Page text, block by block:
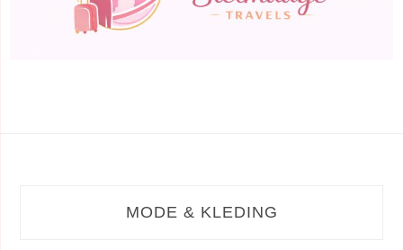
CATEGORY:
MODE & KLEDING